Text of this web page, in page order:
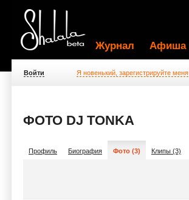
Журнал Афиша
Войти Я новенький, зарегистрируйте меня
ФОТО DJ TONKA
Профиль Биография Фото (3) Клипы (3)